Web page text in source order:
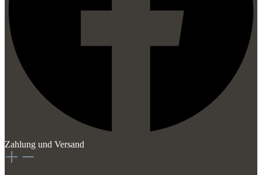
Zahlung und Versand